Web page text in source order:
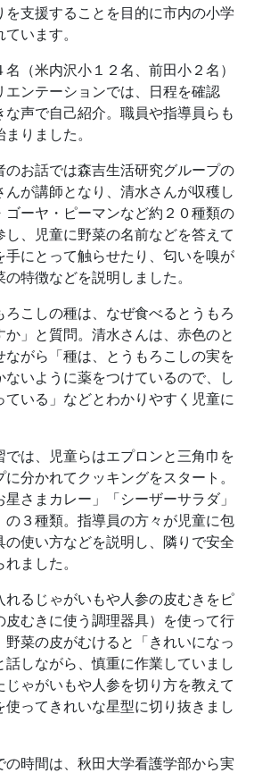
を支援することを目的に市内の小学
います。
（米内沢小１２名、前田小２名）
エンテーションでは、日程を確認
な声で自己紹介。職員や指導員らも
りました。
お話では森吉生活研究グループの
が講師となり、清水さんが収穫し
ゴーヤ・ピーマンなど約２０種類の
し、児童に野菜の名前などを答えて
手にとって触らせたり、匂いを嗅が
特徴などを説明しました。
こしの種は、なぜ食べるとうもろ
か」と質問。清水さんは、赤色のと
ながら「種は、とうもろこしの実を
いように薬をつけているので、し
ている」などとわかりやすく児童に
は、児童らはエプロンと三角巾を
分かれてクッキングをスタート。
さまカレー」「シーザーサラダ」
の３種類。指導員の方々が児童に包
の使い方などを説明し、隣りで安全
ました。
るじゃがいもや人参の皮むきをピ
皮むきに使う調理器具）を使って行
野菜の皮がむけると「きれいになっ
話しながら、慎重に作業していまし
じゃがいもや人参を切り方を教えて
使ってきれいな星型に切り抜きまし
時間は、秋田大学看護学部から実